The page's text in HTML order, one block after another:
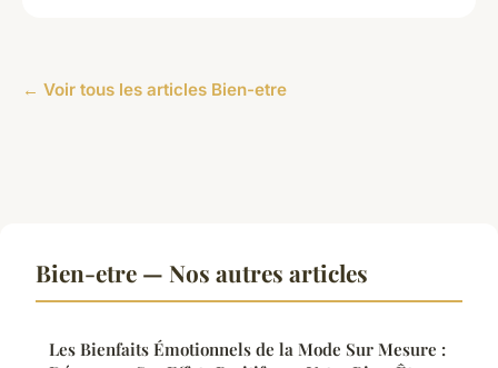
← Voir tous les articles Bien-etre
Bien-etre — Nos autres articles
Les Bienfaits Émotionnels de la Mode Sur Mesure :